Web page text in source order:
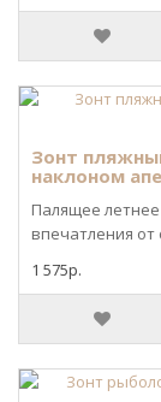
Зонт
наклоном
Палящее
впечатления от
1 575р.